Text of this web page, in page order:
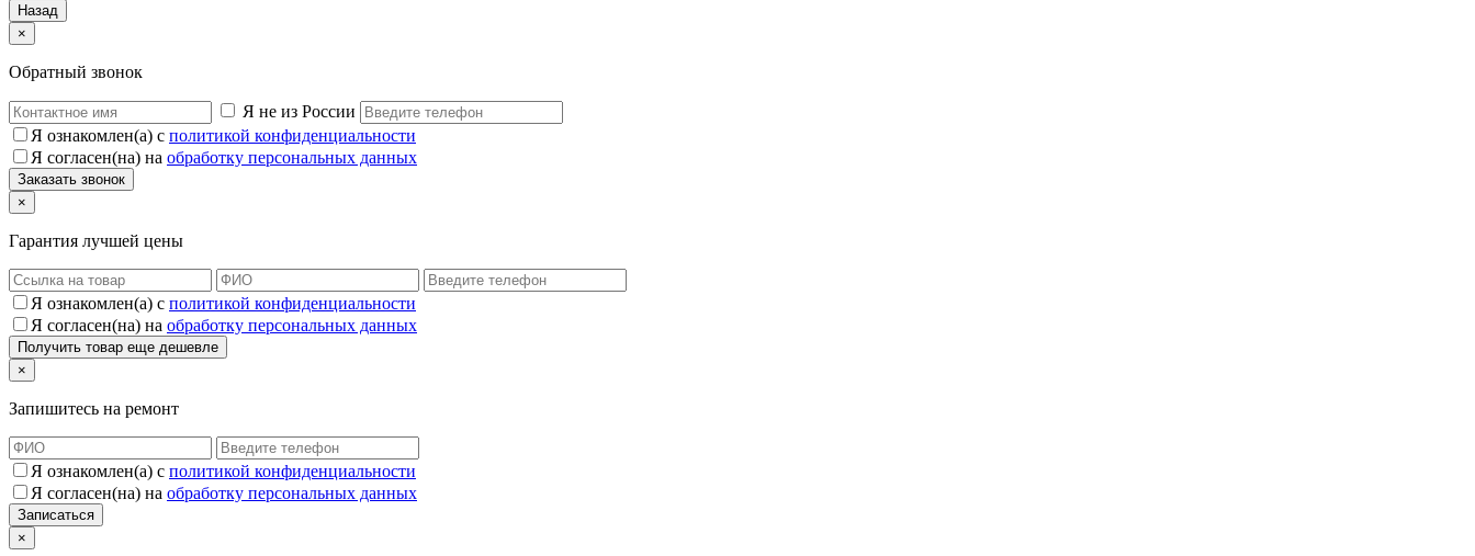
Назад
×
Обратный звонок
Я не из России
Я ознакомлен(а) с политикой конфиденциальности
Я согласен(на) на обработку персональных данных
×
Гарантия лучшей цены
Я ознакомлен(а) с политикой конфиденциальности
Я согласен(на) на обработку персональных данных
×
Запишитесь на ремонт
Я ознакомлен(а) с политикой конфиденциальности
Я согласен(на) на обработку персональных данных
×